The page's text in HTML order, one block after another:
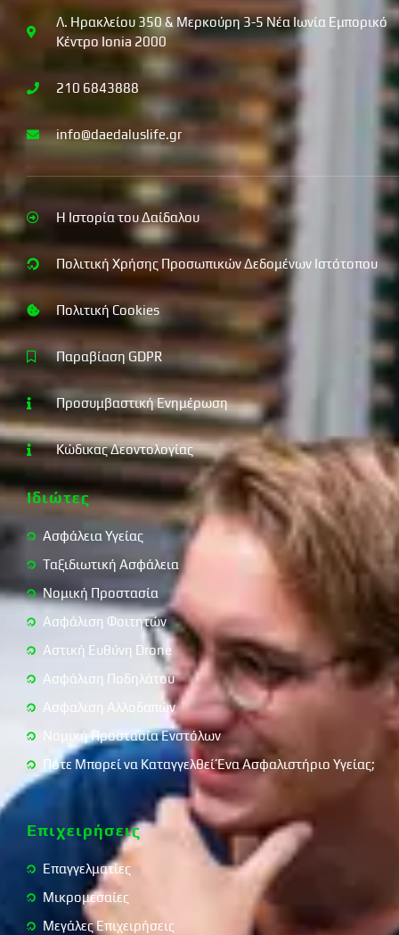
Λ. Ηρακλείου 350 & Μερκούρη 3-5 Νέα Ιωνία Εμπορικό
Κέντρο Ionia 2000
210 6843888
info@daedaluslife.gr
Η Ιστορία του Δαίδαλου
Πολιτική Χρήσης Προσωπικών Δεδομένων Ιστότοπου
Πολιτική Cookies
Παραβίαση GDPR
Προσυμβαστική Ενημέρωση
Κώδικας Δεοντολογίας
Ιδιώτες
Ασφάλεια Υγείας
Ταξιδιωτική Ασφάλεια
Νομική Προστασία
Ασφάλιση Φοιτητών
Αστική Ευθύνη Drone
Ασφάλιση Ποδηλάτου
Ασφαλιση Αλλοδαπών
Νομική Προστασία Ενστόλων
Πότε Μπορεί να Καταγγελθεί Ένα Ασφαλιστήριο Υγείας;
Επιχειρήσεις
Επαγγελματίες
Μικρομεσαίες
Μεγάλες Επιχειρήσεις